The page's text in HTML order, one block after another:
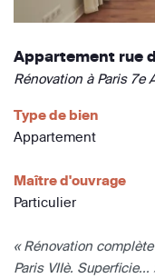
Appartement rue
Rénovation à Paris 7e
Type de bien
Appartement
Maître d'ouvrage
Particulier
« Rénovation
Paris VIIè. Superficie...